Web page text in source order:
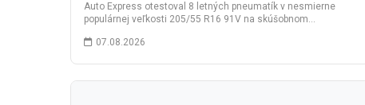
Auto Express otestoval 8 letných pneumatík v nesmierne
populárnej veľkosti 205/55 R16 91V na skúšobnom…
07.08.2026